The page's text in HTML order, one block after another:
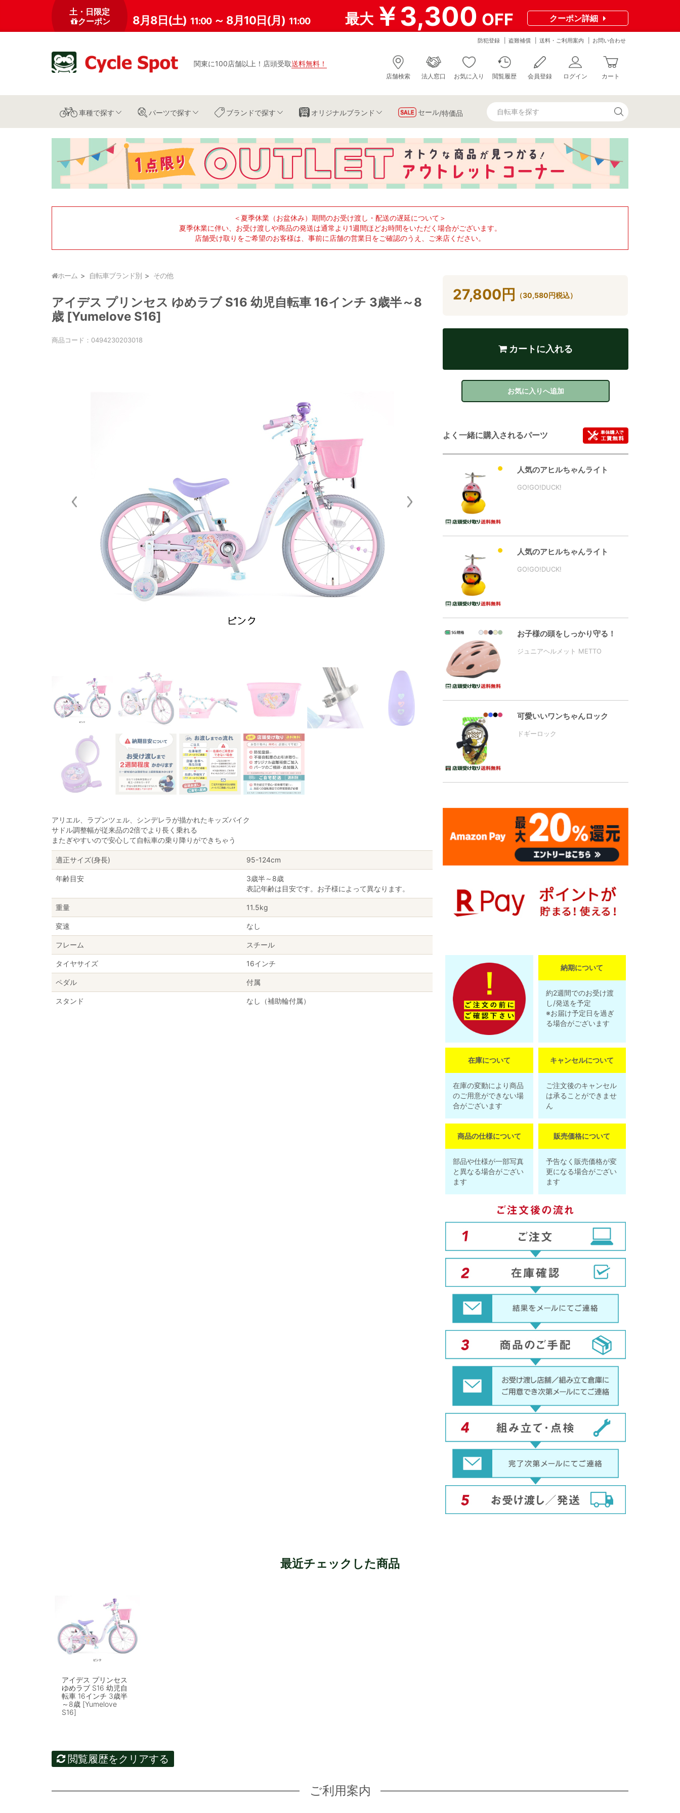
土・日限定
クーポン
8月8日(土) 11:00 ～ 8月10日(月) 11:00 最大￥3,300 OFF クーポン詳細
関東に100店舗以上 ！ 店頭受取送料無料 ！
防犯登録 盗難補償 送料・ご利用案内 お問い合わせ
店舗検索 法人窓口 お気に入り 閲覧履歴 会員登録 ログイン カート
車種で探す パーツで探す ブランドで探す オリジナルブランド セール/特価品
＜夏季休業（お盆休み）期間のお受け渡し・配送の遅延について＞
夏季休業に伴い、お受け渡しや商品の発送は通常より1週間ほどお時間をいただく場合がございます。
店舗受け取りをご希望のお客様は、事前に店舗の営業日をご確認のうえ、ご来店ください。
ホーム 自転車ブランド別 その他
アイデス プリンセス ゆめラブ S16 幼児自転車 16インチ 3歳半～8
歳 [Yumelove S16]
商品コード： 0494230203018
アリエル、ラプンツェル、シンデレラが描かれたキッズバイク
サドル調整幅が従来品の2倍でより長く乗れる
またぎやすいので安心して自転車の乗り降りができちゃう
適正サイズ(身長) 95-124cm
年齢目安
3歳半～8歳
表記年齢は目安です。お子様によって異なります。
重量 11.5kg
変速 なし
フレーム スチール
タイヤサイズ 16インチ
ペダル 付属
スタンド なし（補助輪付属）
27,800 円 （30,580円税込）
カートに入れる
お気に入りへ追加
よく一緒に購入されるパーツ
人気のアヒルちゃんライト
GO!GO!DUCK!
人気のアヒルちゃんライト
GO!GO!DUCK!
お子様の頭をしっかり守る！
ジュニアヘルメット METTO
可愛いいワンちゃんロック
ドギーロック
納期について
約2週間でのお受け渡
し/発送を予定
※お届け予定日を過ぎ
る場合がございます
在庫について
在庫の変動により商品
のご用意ができない場
合がございます
キャンセルについて
ご注文後のキャンセル
は承ることができませ
ん
商品の仕様について
部品や仕様が一部写真
と異なる場合がござい
ます
販売価格について
予告なく販売価格が変
更になる場合がござい
ます
最近チェックした商品
アイデス プリンセス
ゆめラブ S16 幼児自
転車 16インチ 3歳半
～8歳 [Yumelove
S16]
閲覧履歴をクリアする
ご利用案内